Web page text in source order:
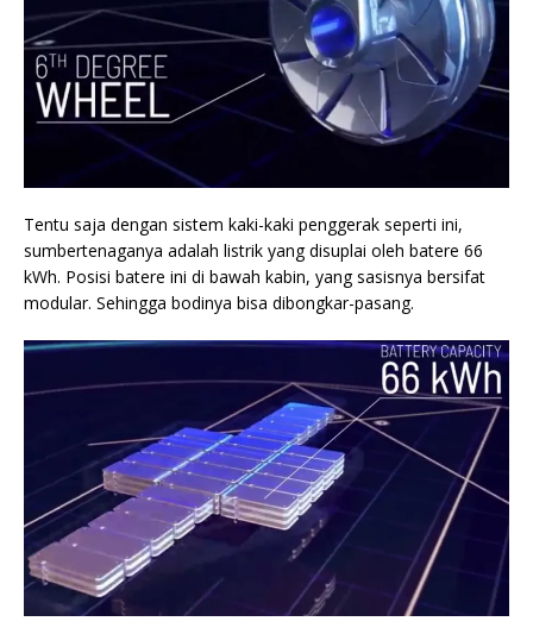
Tentu saja dengan sistem kaki-kaki penggerak seperti ini,
sumbertenaganya adalah listrik yang disuplai oleh batere 66
kWh. Posisi batere ini di bawah kabin, yang sasisnya bersifat
modular. Sehingga bodinya bisa dibongkar-pasang.